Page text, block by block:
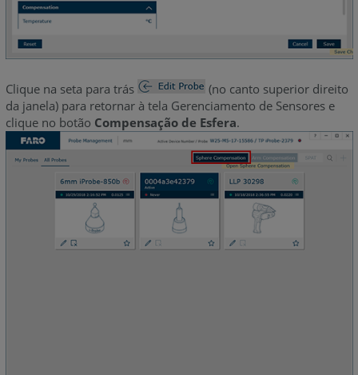
Clique na seta para trás
(no canto superior direito
da janela) para retornar à tela Gerenciamento de Sensores e
clique no botão Compensação de Esfera.